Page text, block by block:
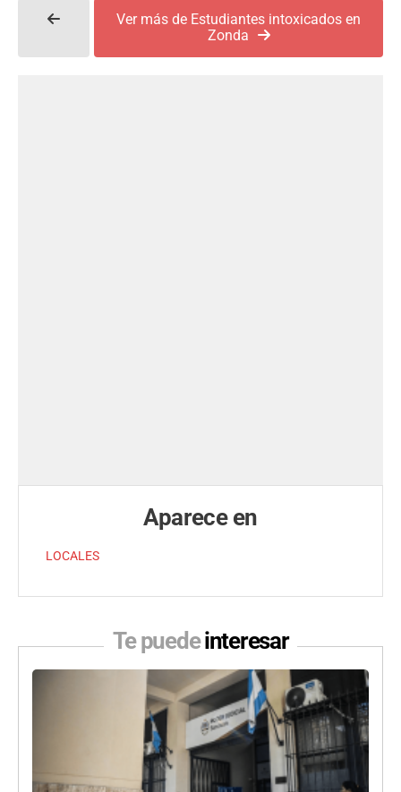
Ver más de Estudiantes intoxicados en
Zonda
Aparece en
LOCALES
Te puedeinteresar